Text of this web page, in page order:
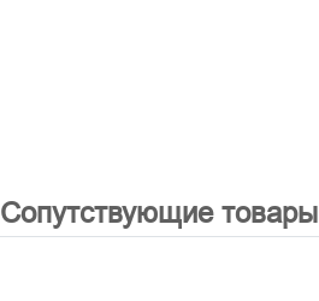
Сопутствующие товары